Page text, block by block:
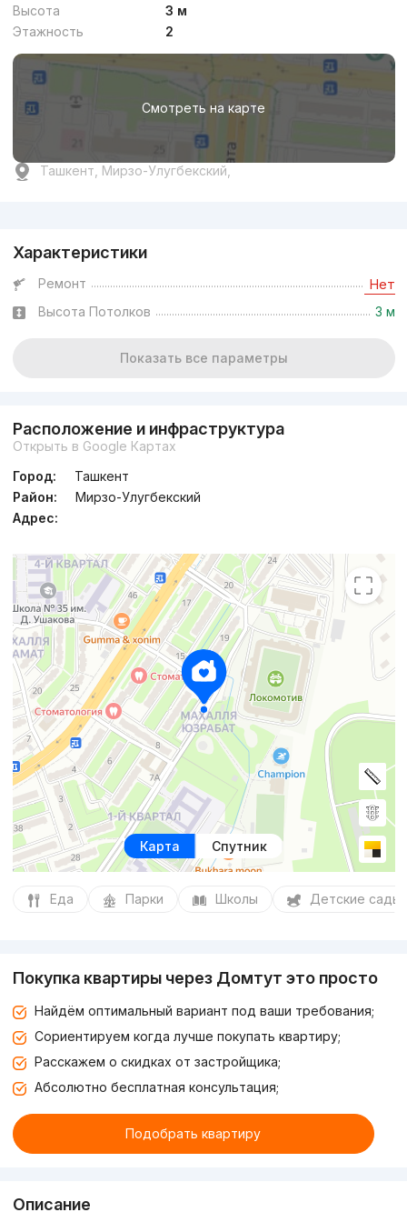
Высота
3 м
Этажность
2
Смотреть на карте
Ташкент, Мирзо-Улугбекский,
Характеристики
Ремонт Нет
Высота Потолков 3 м
Показать все параметры
Расположение и инфраструктура
Открыть в Google Картах
Город:
Ташкент
Район:
Мирзо-Улугбекский
Адрес:
Карта Спутник
Еда Парки Школы Детские сады
Покупка квартиры через Домтут это просто
Найдём оптимальный вариант под ваши требования;
Сориентируем когда лучше покупать квартиру;
Расскажем о скидках от застройщика;
Абсолютно бесплатная консультация;
Подобрать квартиру
Описание